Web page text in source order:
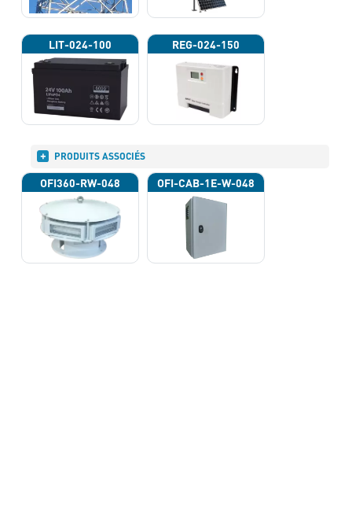
LIT-024-100 REG-024-150
PRODUITS ASSOCIÉS
OFI360-RW-048 OFI-CAB-1E-W-048